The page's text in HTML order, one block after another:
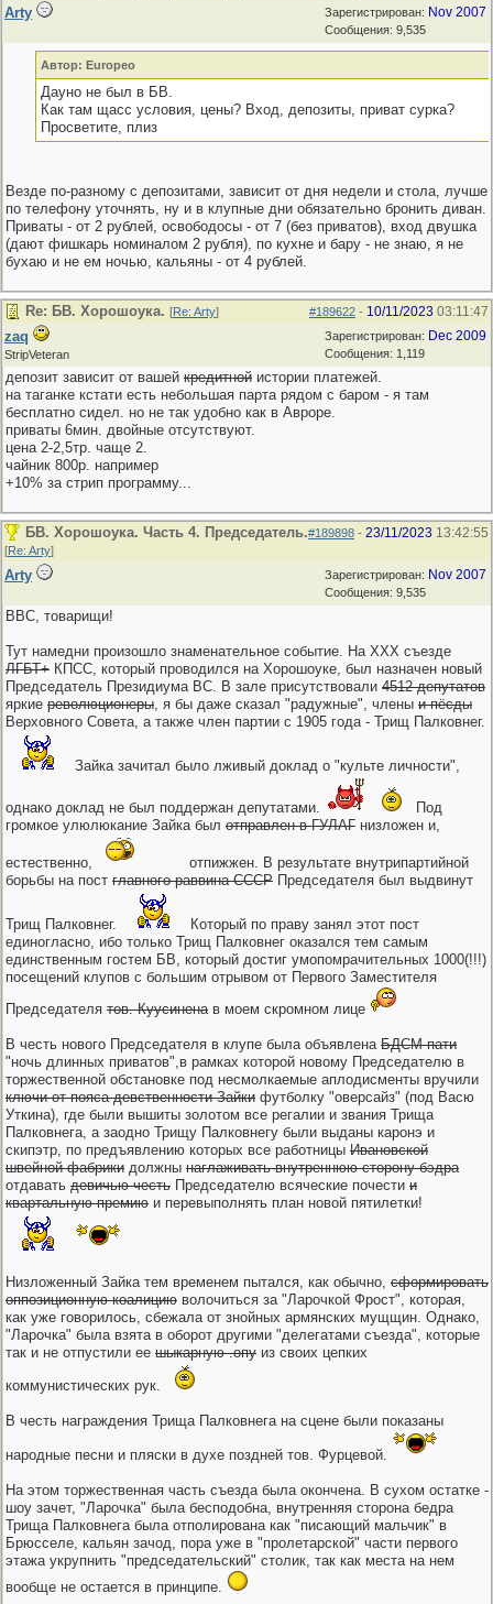
Зарегистрирован: Nov 2007
Сообщения: 9,535
Arty
Автор: Europeo
Дауно не был в БВ.
Как там щасс условия, цены? Вход, депозиты, приват сурка?
Просветите, плиз
Везде по-разному с депозитами, зависит от дня недели и стола, лучше
по телефону уточнять, ну и в клупные дни обязательно бронить диван.
Приваты - от 2 рублей, освободосы - от 7 (без приватов), вход двушка
(дают фишкарь номиналом 2 рубля), по кухне и бару - не знаю, я не
бухаю и не ем ночью, кальяны - от 4 рублей.
#189622 - 10/11/2023 03:11:47
Re: БВ. Хорошоука. [Re: Arty]
Зарегистрирован: Dec 2009
Сообщения: 1,119
zaq
StripVeteran
депозит зависит от вашей кредитной истории платежей.
на таганке кстати есть небольшая парта рядом с баром - я там
бесплатно сидел. но не так удобно как в Авроре.
приваты 6мин. двойные отсутствуют.
цена 2-2,5тр. чаще 2.
чайник 800р. например
+10% за стрип программу...
#189898 - 23/11/2023 13:42:55
БВ. Хорошоука. Часть 4. Председатель.
[Re: Arty]
Зарегистрирован: Nov 2007
Сообщения: 9,535
Arty
ВВС, товарищи!
Тут намедни произошло знаменательное событие. На ХХХ съезде
ЛГБТ+ КПСС, который проводился на Хорошоуке, был назначен новый
Председатель Президиума ВС. В зале присутствовали 4512 депутатов
яркие революционеры, я бы даже сказал "радужные", члены и пёсды
Верховного Совета, а также член партии с 1905 года - Трищ Палковнег.
Зайка зачитал было лживый доклад о "культе личности",
однако доклад не был поддержан депутатами.
Под
громкое улюлюкание Зайка был отправлен в ГУЛАГ низложен и,
естественно,
отпижжен. В результате внутрипартийной
борьбы на пост главного раввина СССР Председателя был выдвинут
Трищ Палковнег.
Который по праву занял этот пост
единогласно, ибо только Трищ Палковнег оказался тем самым
единственным гостем БВ, который достиг умопомрачительных 1000(!!!)
посещений клупов с большим отрывом от Первого Заместителя
Председателя тов. Куусиненав моем скромном лице
В честь нового Председателя в клупе была объявлена БДСМ-пати
"ночь длинных приватов",в рамках которой новому Председателю в
торжественной обстановке под несмолкаемые аплодисменты вручили
ключи от пояса девственности Зайки футболку "оверсайз" (под Васю
Уткина), где были вышиты золотом все регалии и звания Трища
Палковнега, а заодно Трищу Палковнегу были выданы каронэ и
скипэтр, по предъявлению которых все работницы Ивановской
швейной фабрики должны наглаживать внутреннюю сторону бэдра
отдавать девичью честь Председателю всяческие почести и
квартальную премию и перевыполнять план новой пятилетки!
Низложенный Зайка тем временем пытался, как обычно, сформировать
оппозиционную коалицию волочиться за "Ларочкой Фрост", которая,
как уже говорилось, сбежала от знойных армянских мущщин. Однако,
"Ларочка" была взята в оборот другими "делегатами съезда", которые
так и не отпустили ее шыкарную .опу из своих цепких
коммунистических рук.
В честь награждения Трища Палковнега на сцене были показаны
народные песни и пляски в духе поздней тов. Фурцевой.
На этом торжественная часть съезда была окончена. В сухом остатке -
шоу зачет, "Ларочка" была бесподобна, внутренняя сторона бедра
Трища Палковнега была отполирована как "писающий мальчик" в
Брюсселе, кальян зачод, пора уже в "пролетарской" части первого
этажа укрупнить "председательский" столик, так как места на нем
вообще не остается в принципе.